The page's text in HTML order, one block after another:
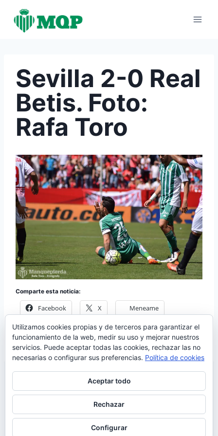
contenido
Sevilla 2-0 Real
Betis. Foto:
Rafa Toro
Comparte esta noticia:
Facebook X Meneame
Más
© 2026 Manquepierda - Tema para WordPress
porKadence WP
Utilizamos cookies propias y de terceros para garantizar el
funcionamiento de la web, medir su uso y mejorar nuestros
servicios. Puede aceptar todas las cookies, rechazar las no
necesarias o configurar sus preferencias. Política de cookies
Aceptar todo
Rechazar
Configurar